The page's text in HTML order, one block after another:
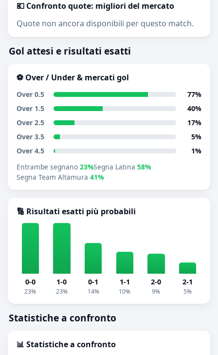
💶 Confronto quote: migliori del mercato
Quote non ancora disponibili per questo match.
Gol attesi e risultati esatti
⚽ Over / Under & mercati gol
Over 0.5
77%
Over 1.5
40%
Over 2.5
17%
Over 3.5
5%
Over 4.5
1%
Entrambe segnano 23%Segna Latina 58%
Segna Team Altamura 41%
🔢 Risultati esatti più probabili
0-0
23%
1-0
23%
0-1
14%
1-1
10%
2-0
9%
2-1
5%
Statistiche a confronto
📊 Statistiche a confronto